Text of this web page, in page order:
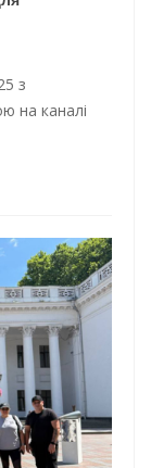
з
на каналі